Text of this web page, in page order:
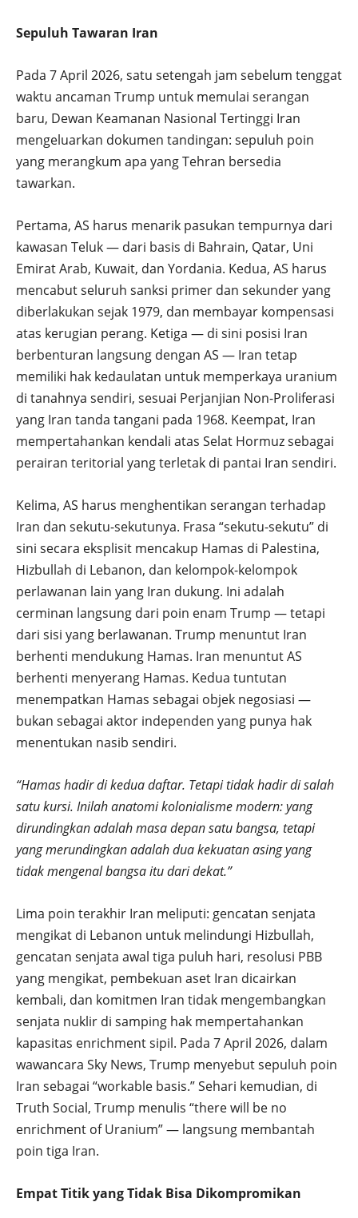
Sepuluh Tawaran Iran
Pada 7 April 2026, satu setengah jam sebelum tenggat
waktu ancaman Trump untuk memulai serangan
baru, Dewan Keamanan Nasional Tertinggi Iran
mengeluarkan dokumen tandingan: sepuluh poin
yang merangkum apa yang Tehran bersedia
tawarkan.
Pertama, AS harus menarik pasukan tempurnya dari
kawasan Teluk — dari basis di Bahrain, Qatar, Uni
Emirat Arab, Kuwait, dan Yordania. Kedua, AS harus
mencabut seluruh sanksi primer dan sekunder yang
diberlakukan sejak 1979, dan membayar kompensasi
atas kerugian perang. Ketiga — di sini posisi Iran
berbenturan langsung dengan AS — Iran tetap
memiliki hak kedaulatan untuk memperkaya uranium
di tanahnya sendiri, sesuai Perjanjian Non-Proliferasi
yang Iran tanda tangani pada 1968. Keempat, Iran
mempertahankan kendali atas Selat Hormuz sebagai
perairan teritorial yang terletak di pantai Iran sendiri.
Kelima, AS harus menghentikan serangan terhadap
Iran dan sekutu-sekutunya. Frasa “sekutu-sekutu” di
sini secara eksplisit mencakup Hamas di Palestina,
Hizbullah di Lebanon, dan kelompok-kelompok
perlawanan lain yang Iran dukung. Ini adalah
cerminan langsung dari poin enam Trump — tetapi
dari sisi yang berlawanan. Trump menuntut Iran
berhenti mendukung Hamas. Iran menuntut AS
berhenti menyerang Hamas. Kedua tuntutan
menempatkan Hamas sebagai objek negosiasi —
bukan sebagai aktor independen yang punya hak
menentukan nasib sendiri.
“Hamas hadir di kedua daftar. Tetapi tidak hadir di salah
satu kursi. Inilah anatomi kolonialisme modern: yang
dirundingkan adalah masa depan satu bangsa, tetapi
yang merundingkan adalah dua kekuatan asing yang
tidak mengenal bangsa itu dari dekat.”
Lima poin terakhir Iran meliputi: gencatan senjata
mengikat di Lebanon untuk melindungi Hizbullah,
gencatan senjata awal tiga puluh hari, resolusi PBB
yang mengikat, pembekuan aset Iran dicairkan
kembali, dan komitmen Iran tidak mengembangkan
senjata nuklir di samping hak mempertahankan
kapasitas enrichment sipil. Pada 7 April 2026, dalam
wawancara Sky News, Trump menyebut sepuluh poin
Iran sebagai “workable basis.” Sehari kemudian, di
Truth Social, Trump menulis “there will be no
enrichment of Uranium” — langsung membantah
poin tiga Iran.
Empat Titik yang Tidak Bisa Dikompromikan